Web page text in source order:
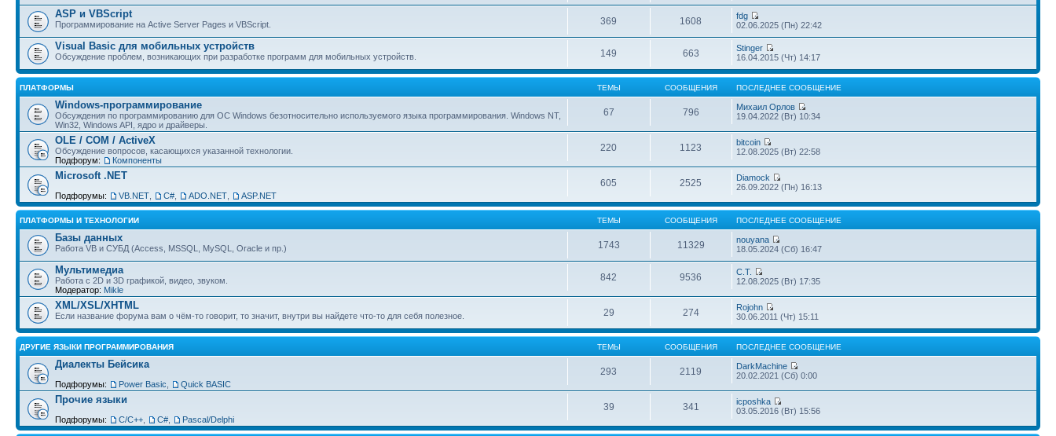
ASP и VBScript
Программирование на Active Server Pages и VBScript. 369 1608
fdg
02.06.2025 (Пн) 22:42
Visual Basic для мобильных устройств
Обсуждение проблем, возникающих при разработке программ для мобильных устройств. 149 663
Stinger
16.04.2015 (Чт) 14:17
ПЛАТФОРМЫ ТЕМЫ СООБЩЕНИЯ ПОСЛЕДНЕЕ СООБЩЕНИЕ
Windows-программирование
Обсуждения по программированию для ОС Windows безотносительно используемого языка программирования. Windows NT,
Win32, Windows API, ядро и драйверы.
67 796
Михаил Орлов
19.04.2022 (Вт) 10:34
OLE / COM / ActiveX
Обсуждение вопросов, касающихся указанной технологии.
Подфорум:
Компоненты
220 1123
bitcoin
12.08.2025 (Вт) 22:58
Microsoft .NET
Подфорумы: VB.NET C# ADO.NET ASP.NET
605 2525
Diamock
26.09.2022 (Пн) 16:13
ПЛАТФОРМЫ И ТЕХНОЛОГИИ ТЕМЫ СООБЩЕНИЯ ПОСЛЕДНЕЕ СООБЩЕНИЕ
Базы данных
Работа VB и СУБД (Access, MSSQL, MySQL, Oracle и пр.) 1743 11329
nouyana
18.05.2024 (Сб) 16:47
Мультимедиа
Работа с 2D и 3D графикой, видео, звуком.
Модератор: Mikle
842 9536
С.Т.
12.08.2025 (Вт) 17:35
XML/XSL/XHTML
Если название форума вам о чём-то говорит, то значит, внутри вы найдете что-то для себя полезное. 29 274
Rojohn
30.06.2011 (Чт) 15:11
ДРУГИЕ ЯЗЫКИ ПРОГРАММИРОВАНИЯ ТЕМЫ СООБЩЕНИЯ ПОСЛЕДНЕЕ СООБЩЕНИЕ
Диалекты Бейсика
Подфорумы: Power Basic Quick BASIC
293 2119
DarkMachine
20.02.2021 (Сб) 0:00
Прочие языки
Подфорумы: С/С++ C# Pascal/Delphi
39 341
icposhka
03.05.2016 (Вт) 15:56